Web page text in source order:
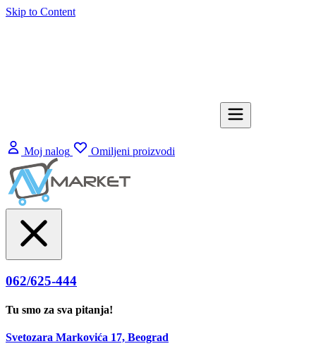
Skip to Content
Moj nalog Omiljeni proizvodi
062/625-444
Tu smo za sva pitanja!
Svetozara Markovića 17, Beograd